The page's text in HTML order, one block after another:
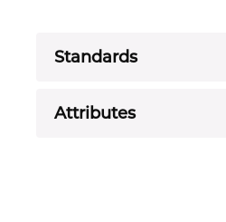
Standards
Attributes